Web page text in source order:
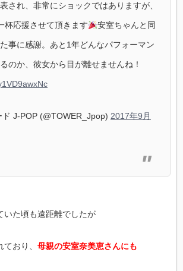
され、非常にショックではありますが、
杯応援させて頂きます 安室ちゃんと同
事に感謝。あと1年どんなパフォーマン
のか、彼女から目が離せませんね！
J-POP (@TOWER_Jpop) 2017年9月
いた頃も遠距離でしたが
おり、 母親の安室奈美恵さんにも